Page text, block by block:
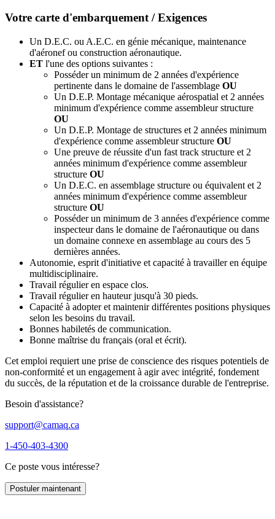
Votre carte d'embarquement / Exigences
Un D.E.C. ou A.E.C. en génie mécanique, maintenance
d'aéronef ou construction aéronautique.
ET l'une des options suivantes :
Posséder un minimum de 2 années d'expérience
pertinente dans le domaine de l'assemblage OU
Un D.E.P. Montage mécanique aérospatial et 2 années
minimum d'expérience comme assembleur structure
OU
Un D.E.P. Montage de structures et 2 années minimum
d'expérience comme assembleur structure OU
Une preuve de réussite d'un fast track structure et 2
années minimum d'expérience comme assembleur
structure OU
Un D.E.C. en assemblage structure ou équivalent et 2
années minimum d'expérience comme assembleur
structure OU
Posséder un minimum de 3 années d'expérience comme
inspecteur dans le domaine de l'aéronautique ou dans
un domaine connexe en assemblage au cours des 5
dernières années.
Autonomie, esprit d'initiative et capacité à travailler en équipe
multidisciplinaire.
Travail régulier en espace clos.
Travail régulier en hauteur jusqu'à 30 pieds.
Capacité à adopter et maintenir différentes positions physiques
selon les besoins du travail.
Bonnes habiletés de communication.
Bonne maîtrise du français (oral et écrit).
Cet emploi requiert une prise de conscience des risques potentiels de
non-conformité et un engagement à agir avec intégrité, fondement
du succès, de la réputation et de la croissance durable de l'entreprise.
Besoin d'assistance?
support@camaq.ca
1-450-403-4300
Ce poste vous intéresse?
Postuler maintenant